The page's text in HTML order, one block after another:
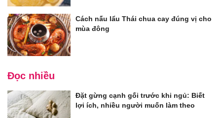
Cách nấu lẩu Thái chua cay đúng vị cho
mùa đông
Đọc nhiều
Đặt gừng cạnh gối trước khi ngủ: Biết
lợi ích, nhiều người muốn làm theo